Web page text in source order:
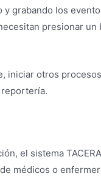
grabando los
presionar un
iniciar otros
el sistema
médicos o